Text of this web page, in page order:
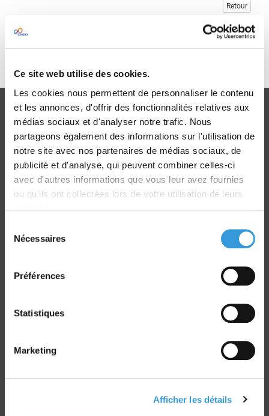
Ce site web utilise des cookies.
Les cookies nous permettent de personnaliser le contenu
et les annonces, d'offrir des fonctionnalités relatives aux
médias sociaux et d'analyser notre trafic. Nous
partageons également des informations sur l'utilisation de
notre site avec nos partenaires de médias sociaux, de
publicité et d'analyse, qui peuvent combiner celles-ci
avec d'autres informations que vous leur avez fournies
ou qu'ils ont collectées lors de votre utilisation de leurs
Nécessaires
Préférences
Statistiques
Marketing
Afficher les détails
Retour
Veuillez vous connecter pour accéder à cette publication
Livraison
dans le monde entier
CB - Virement - Chèque